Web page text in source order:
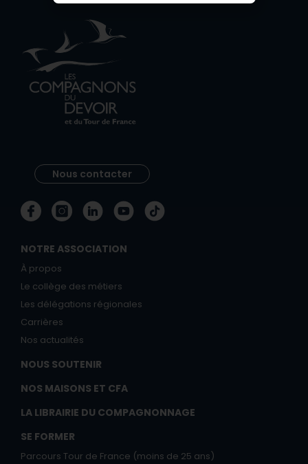
Nous contacter
NOTRE ASSOCIATION
À propos
Le collège des métiers
Les délégations régionales
Carrières
Nos actualités
NOUS SOUTENIR
NOS MAISONS ET CFA
LA LIBRAIRIE DU COMPAGNONNAGE
SE FORMER
Parcours Tour de France (moins de 25 ans)